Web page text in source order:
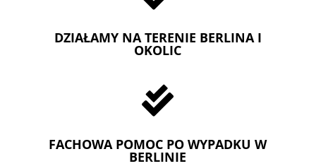
DZIAŁAMY NA TERENIE BERLINA I
OKOLIC

FACHOWA POMOC PO WYPADKU W
BERLINIE